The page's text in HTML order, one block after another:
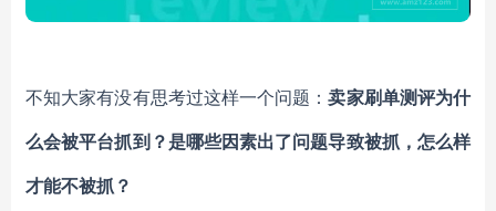
不知大家有没有思考过这样一个问题：卖家刷单测评为什
么会被平台抓到？是哪些因素出了问题导致被抓，怎么样
才能不被抓？